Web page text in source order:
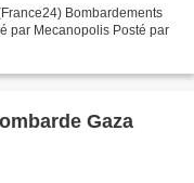
Bombardements
par Mecanopolis Posté par
Gaza